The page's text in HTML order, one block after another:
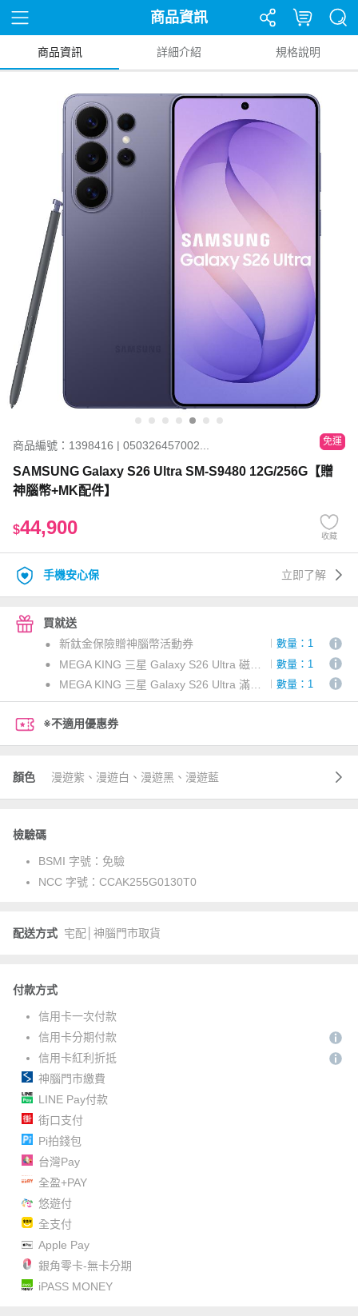
商品資訊
商品資訊 詳細介紹 規格說明
商品編號：1398416 | 050326457002... 免運
SAMSUNG Galaxy S26 Ultra SM-S9480 12G/256G【贈
神腦幣+MK配件】
$44,900 收藏
手機安心保 立即了解
買就送
新鈦金保險贈神腦幣活動券
數量：1
數量：1
數量：1
※不適用優惠券
顏色 漫遊紫、漫遊白、漫遊黑、漫遊藍
檢驗碼
BSMI 字號： 免驗
NCC 字號： CCAK255G0130T0
配送方式 宅配│神腦門市取貨
付款方式
信用卡一次付款
信用卡分期付款
信用卡紅利折抵
神腦門市繳費
LINE Pay付款
街口支付
Pi拍錢包
台灣Pay
全盈+PAY
悠遊付
全支付
Apple Pay
銀角零卡-無卡分期
iPASS MONEY